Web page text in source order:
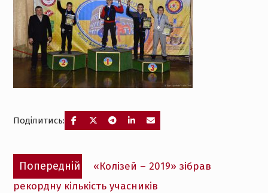
Поділитись:
Навігація
записів
Попередній
Попередній
запис:
«Колізей – 2019» зібрав
рекордну кількість учасників